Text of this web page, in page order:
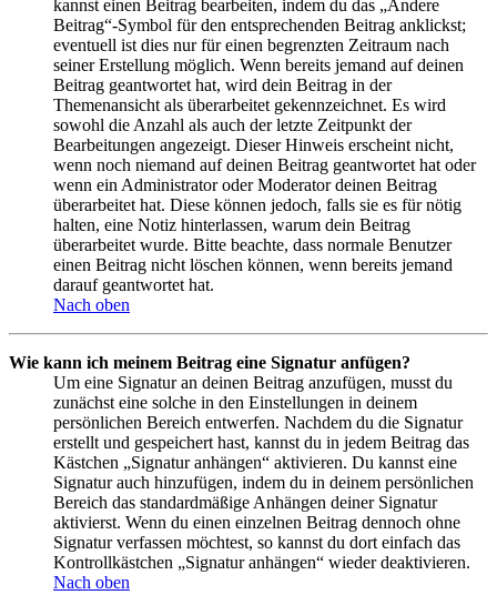
kannst einen Beitrag bearbeiten, indem du das „Ändere
Beitrag“-Symbol für den entsprechenden Beitrag anklickst;
eventuell ist dies nur für einen begrenzten Zeitraum nach
seiner Erstellung möglich. Wenn bereits jemand auf deinen
Beitrag geantwortet hat, wird dein Beitrag in der
Themenansicht als überarbeitet gekennzeichnet. Es wird
sowohl die Anzahl als auch der letzte Zeitpunkt der
Bearbeitungen angezeigt. Dieser Hinweis erscheint nicht,
wenn noch niemand auf deinen Beitrag geantwortet hat oder
wenn ein Administrator oder Moderator deinen Beitrag
überarbeitet hat. Diese können jedoch, falls sie es für nötig
halten, eine Notiz hinterlassen, warum dein Beitrag
überarbeitet wurde. Bitte beachte, dass normale Benutzer
einen Beitrag nicht löschen können, wenn bereits jemand
darauf geantwortet hat.
Nach oben
Wie kann ich meinem Beitrag eine Signatur anfügen?
Um eine Signatur an deinen Beitrag anzufügen, musst du
zunächst eine solche in den Einstellungen in deinem
persönlichen Bereich entwerfen. Nachdem du die Signatur
erstellt und gespeichert hast, kannst du in jedem Beitrag das
Kästchen „Signatur anhängen“ aktivieren. Du kannst eine
Signatur auch hinzufügen, indem du in deinem persönlichen
Bereich das standardmäßige Anhängen deiner Signatur
aktivierst. Wenn du einen einzelnen Beitrag dennoch ohne
Signatur verfassen möchtest, so kannst du dort einfach das
Kontrollkästchen „Signatur anhängen“ wieder deaktivieren.
Nach oben